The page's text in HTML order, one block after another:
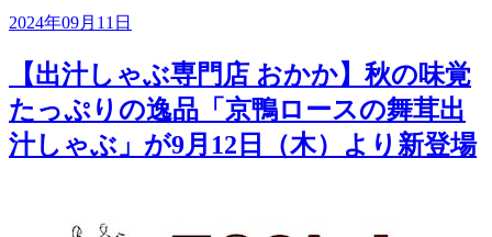
2024年09月11日
【出汁しゃぶ専門店 おかか】秋の味覚
たっぷりの逸品「京鴨ロースの舞茸出
汁しゃぶ」が9月12日（木）より新登場